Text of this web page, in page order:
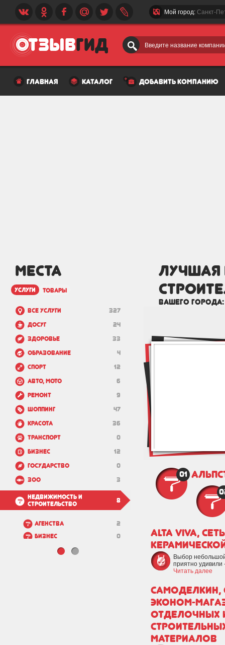
Введите название
Мой город: Санкт-
главная каталог добавить компанию
МЕСТА
услуги товары
327
Все услуги
24
Досуг
33
Здоровье
4
Образование
12
Спорт
6
Авто, мото
9
Ремонт
47
Шоппинг
36
Красота
0
Транспорт
12
Бизнес
0
Государство
3
Зоо
8
Недвижимость и
строительство
2
Агенства
0
Бизнес
Строительные
компании
лучшая
вашего
01
ALTA VIVA,
Выбор
приятно
Читать далее
Самоделкин,
эконом-
отделочных
материалов